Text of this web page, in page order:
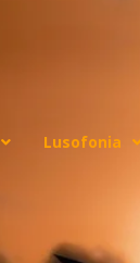
Lusofonia